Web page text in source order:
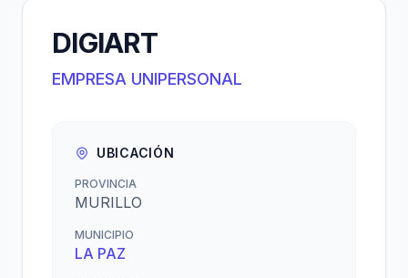
DIGIART
EMPRESA UNIPERSONAL
UBICACIÓN
PROVINCIA
MURILLO
MUNICIPIO
LA PAZ